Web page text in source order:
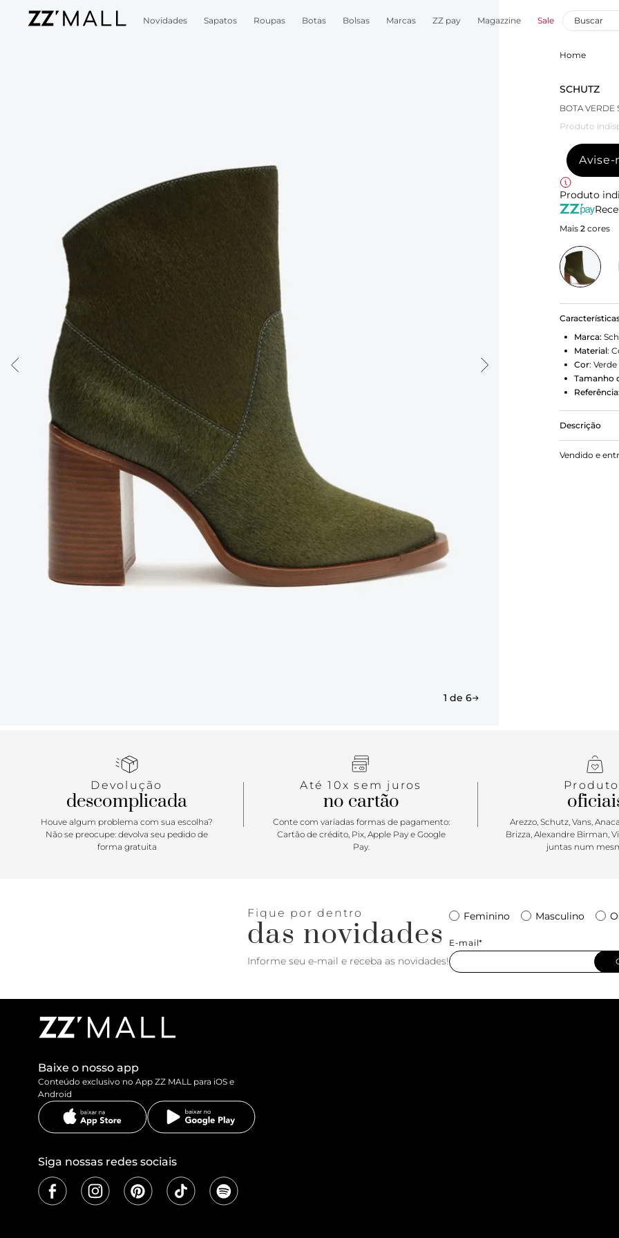
Novidades Sapatos Roupas Botas Bolsas Marcas ZZ pay Magazzine Sale
1 de 6
Home
SCHUTZ
BOTA VERDE
Produto
Avise-
Produto
Mais 2 cores
Marca:
Material:
Cor: Verde
Tamanho
Referência:
Descrição
Com um
de couro
Vendido e
Devolução
descomplicada
Houve algum problema com sua escolha?
Não se preocupe: devolva seu pedido de
forma gratuita
Até 10x sem juros
no cartão
Conte com variadas formas de pagamento:
Cartão de crédito, Pix, Apple Pay e Google
Pay.
Arezzo, Schutz, Vans,
Brizza, Alexandre Birman,
juntas num
Fique por dentro
das novidades
Informe seu e-mail e receba as novidades!
Feminino Masculino
E-mail*
Baixe o nosso app
Conteúdo exclusivo no App ZZ MALL para iOS e
Android
Siga nossas redes sociais